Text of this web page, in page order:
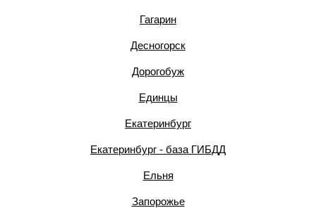
Гагарин
Десногорск
Дорогобуж
Единцы
Екатеринбург
Екатеринбург - база ГИБДД
Ельня
Запорожье